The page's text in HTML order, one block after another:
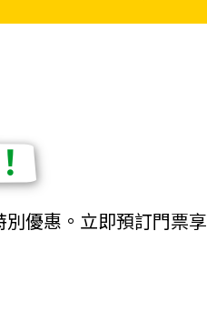
優惠。立即預訂門票享